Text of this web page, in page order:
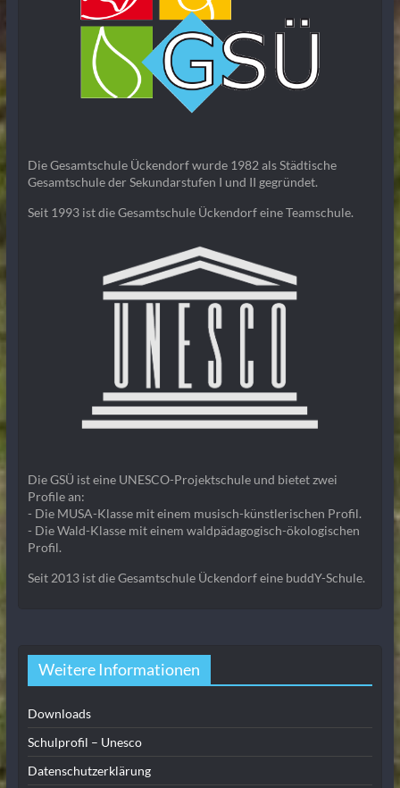
Die Gesamtschule Ückendorf wurde 1982 als Städtische
Gesamtschule der Sekundarstufen I und II gegründet.
Seit 1993 ist die Gesamtschule Ückendorf eine Teamschule.
Die GSÜ ist eine UNESCO-Projektschule und bietet zwei
Profile an:
- Die MUSA-Klasse mit einem musisch-künstlerischen Profil.
- Die Wald-Klasse mit einem waldpädagogisch-ökologischen
Profil.
Seit 2013 ist die Gesamtschule Ückendorf eine buddY-Schule.
Weitere Informationen
Downloads
Schulprofil – Unesco
Datenschutzerklärung